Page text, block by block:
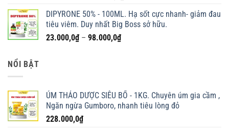
là:
199.000,0₫.
tại
là:
DIPYRONE 50% - 100ML. Hạ sốt cực nhanh- giảm đau
tiêu viêm. Duy nhất Big Boss sở hữu.
23.000,0₫ – 98.000,0₫Khoảng
98.000,0₫
NỔI BẬT
ÚM THẢO DƯỢC SIÊU BỔ - 1KG. Chuyên úm gia cầm ,
Ngăn ngừa Gumboro, nhanh tiêu lòng đỏ
228.000,0₫